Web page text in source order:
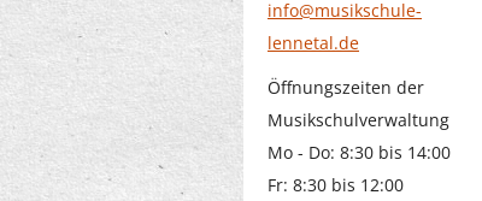
info@musikschule-
lennetal.de
Öffnungszeiten der
Musikschulverwaltung
Mo - Do: 8:30 bis 14:00
Fr: 8:30 bis 12:00